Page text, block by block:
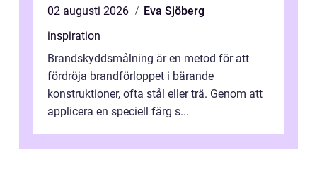
02 augusti 2026
Eva Sjöberg
inspiration
Brandskyddsmålning är en metod för att
fördröja brandförloppet i bärande
konstruktioner, ofta stål eller trä. Genom att
applicera en speciell färg s...